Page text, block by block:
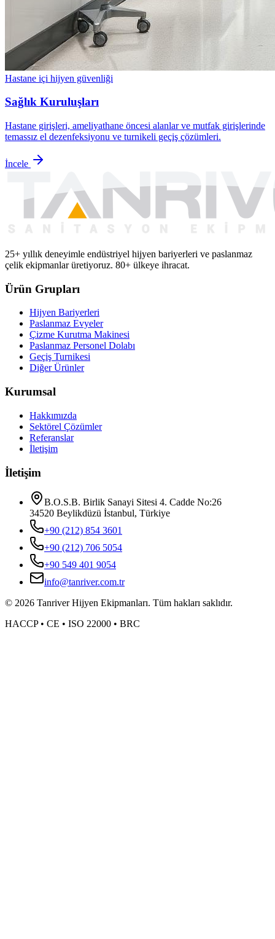
Hastane içi hijyen güvenliği
Sağlık Kuruluşları
Hastane girişleri, ameliyathane öncesi alanlar ve mutfak girişlerinde
temassız el dezenfeksiyonu ve turnikeli geçiş çözümleri.
İncele
25+ yıllık deneyimle endüstriyel hijyen bariyerleri ve paslanmaz
çelik ekipmanlar üretiyoruz. 80+ ülkeye ihracat.
Ürün Grupları
Hijyen Bariyerleri
Paslanmaz Evyeler
Çizme Kurutma Makinesi
Paslanmaz Personel Dolabı
Geçiş Turnikesi
Diğer Ürünler
Kurumsal
Hakkımızda
Sektörel Çözümler
Referanslar
İletişim
İletişim
B.O.S.B. Birlik Sanayi Sitesi 4. Cadde No:26
34520 Beylikdüzü İstanbul, Türkiye
+90 (212) 854 3601
+90 (212) 706 5054
+90 549 401 9054
info@tanriver.com.tr
© 2026 Tanriver Hijyen Ekipmanları. Tüm hakları saklıdır.
HACCP • CE • ISO 22000 • BRC